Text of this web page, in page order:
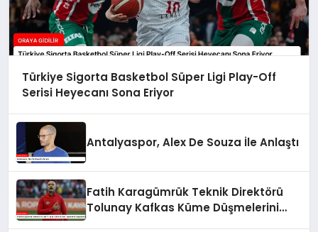
Türkiye Sigorta Basketbol Süper Ligi Play-Off
Serisi Heyecanı Sona Eriyor
Antalyaspor, Alex De Souza İle Anlaştı
Fatih Karagümrük Teknik Direktörü
Tolunay Kafkas Küme Düşmelerini